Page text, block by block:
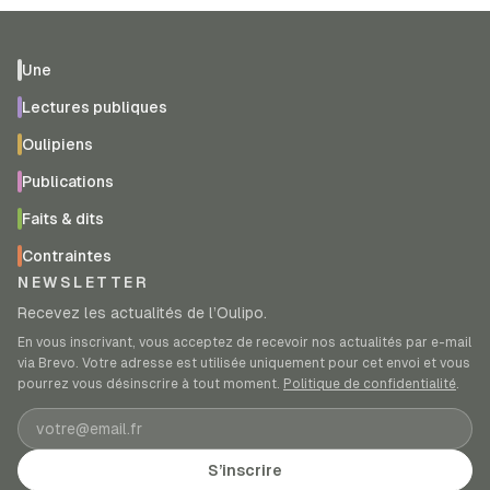
Une
Lectures publiques
Oulipiens
Publications
Faits & dits
Contraintes
NEWSLETTER
Recevez les actualités de l’Oulipo.
En vous inscrivant, vous acceptez de recevoir nos actualités par e-mail
via Brevo. Votre adresse est utilisée uniquement pour cet envoi et vous
pourrez vous désinscrire à tout moment. Politique de confidentialité
Adresse e-mail
S’inscrire